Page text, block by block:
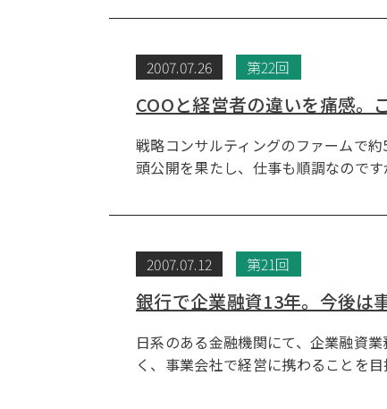
2007.07.26 第22回
COOと経営者の違いを痛感
戦略コンサルティングのファームで
頭公開を果たし、仕事も順調なので
2007.07.12 第21回
銀行で企業融資13年。今後は
日系のある金融機関にて、企業融資
く、事業会社で経営に携わることを